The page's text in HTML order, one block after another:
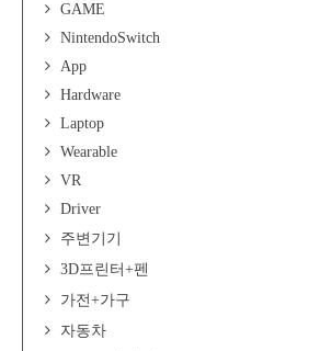
GAME
NintendoSwitch
App
Hardware
Laptop
Wearable
VR
Driver
주변기기
3D프린터+펜
가전+가구
자동차